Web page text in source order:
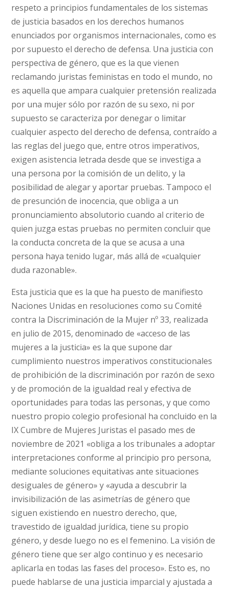
respeto a principios fundamentales de los sistemas
de justicia basados en los derechos humanos
enunciados por organismos internacionales, como es
por supuesto el derecho de defensa. Una justicia con
perspectiva de género, que es la que vienen
reclamando juristas feministas en todo el mundo, no
es aquella que ampara cualquier pretensión realizada
por una mujer sólo por razón de su sexo, ni por
supuesto se caracteriza por denegar o limitar
cualquier aspecto del derecho de defensa, contraído a
las reglas del juego que, entre otros imperativos,
exigen asistencia letrada desde que se investiga a
una persona por la comisión de un delito, y la
posibilidad de alegar y aportar pruebas. Tampoco el
de presunción de inocencia, que obliga a un
pronunciamiento absolutorio cuando al criterio de
quien juzga estas pruebas no permiten concluir que
la conducta concreta de la que se acusa a una
persona haya tenido lugar, más allá de «cualquier
duda razonable».
Esta justicia que es la que ha puesto de manifiesto
Naciones Unidas en resoluciones como su Comité
contra la Discriminación de la Mujer nº 33, realizada
en julio de 2015, denominado de «acceso de las
mujeres a la justicia» es la que supone dar
cumplimiento nuestros imperativos constitucionales
de prohibición de la discriminación por razón de sexo
y de promoción de la igualdad real y efectiva de
oportunidades para todas las personas, y que como
nuestro propio colegio profesional ha concluido en la
IX Cumbre de Mujeres Juristas el pasado mes de
noviembre de 2021 «obliga a los tribunales a adoptar
interpretaciones conforme al principio pro persona,
mediante soluciones equitativas ante situaciones
desiguales de género» y «ayuda a descubrir la
invisibilización de las asimetrías de género que
siguen existiendo en nuestro derecho, que,
travestido de igualdad jurídica, tiene su propio
género, y desde luego no es el femenino. La visión de
género tiene que ser algo continuo y es necesario
aplicarla en todas las fases del proceso». Esto es, no
puede hablarse de una justicia imparcial y ajustada a